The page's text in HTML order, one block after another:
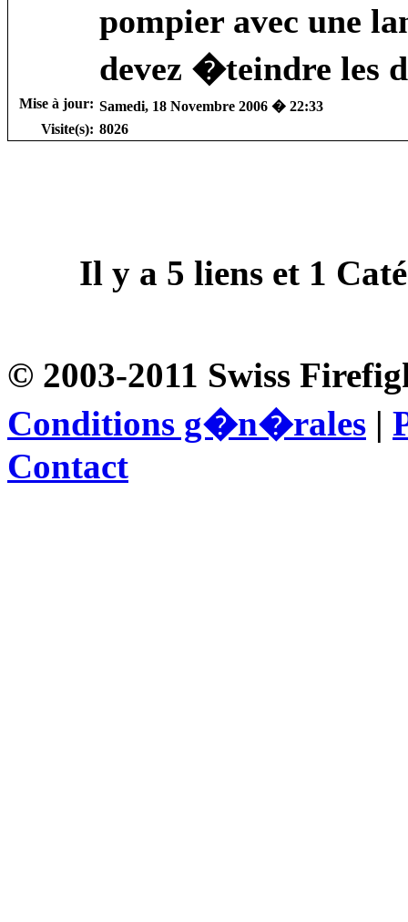
pompier avec une
devez �teindre les
Mise à jour: Samedi, 18 Novembre 2006 � 22:33
Visite(s): 8026
Il y a 5 liens et 1
© 2003-2011 Swiss
Conditions g�n�rales |
Contact